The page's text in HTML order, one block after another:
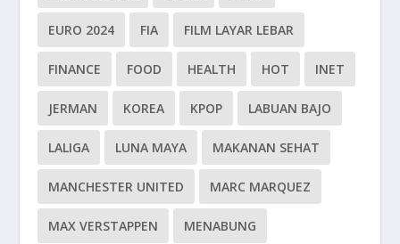
EURO 2024 FIA FILM LAYAR LEBAR
FINANCE FOOD HEALTH HOT INET
JERMAN KOREA KPOP LABUAN BAJO
LALIGA LUNA MAYA MAKANAN SEHAT
MANCHESTER UNITED MARC MARQUEZ
MAX VERSTAPPEN MENABUNG